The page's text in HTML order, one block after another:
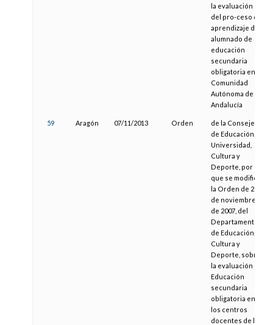
la evaluación
del pro-ceso de
aprendizaje del
alumnado de
educación
secundaria
obligatoria en la
Comunidad
Autónoma de
Andalucía
59 Aragón 07/11/2013 Orden
de la Consejera
de Educación,
Universidad,
Cultura y
Deporte, por la
que se modifica
la Orden de 26
de noviembre
de 2007, del
Departamento
de Educación,
Cultura y
Deporte, sobre
la evaluación en
Educación
secundaria
obligatoria en
los centros
docentes de la